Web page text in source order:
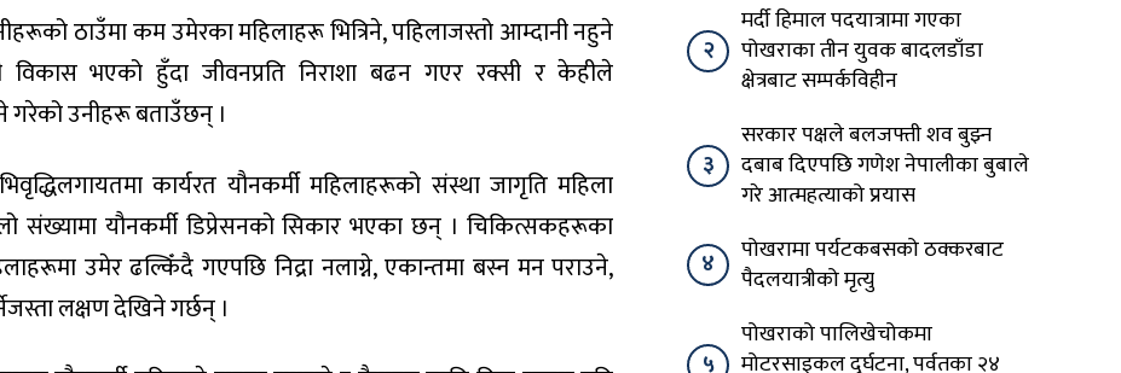
ठाउँमा कम उमेरका महिलाहरू भित्रिने, पहिलाजस्तो आम्दानी नहुने
विकास भएको हुँदा जीवनप्रति निराशा बढन गएर रक्सी र केहीले
उनीहरू बताउँछन् ।
कार्यरत यौनकर्मी महिलाहरूको संस्था जागृति महिला
संख्यामा यौनकर्मी डिप्रेसनको सिकार भएका छन् । चिकित्सकहरूका
उमेर ढल्किँदै गएपछि निद्रा नलाग्ने, एकान्तमा बस्न मन पराउने,
लक्षण देखिने गर्छन् ।
२
मर्दी हिमाल पदयात्रामा गएका
पोखराका तीन युवक बादलडाँडा
क्षेत्रबाट सम्पर्कविहीन
३
सरकार पक्षले बलजफ्ती शव बुझ्न
दबाब दिएपछि गणेश नेपालीका बुबाले
गरे आत्महत्याको प्रयास
४
पोखरामा पर्यटकबसको ठक्करबाट
पैदलयात्रीको मृत्यु
५
पोखराको पालिखेचोकमा
मोटरसाइकल दुर्घटना, पर्वतका २४